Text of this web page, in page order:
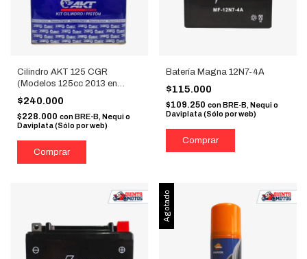
Cilindro AKT 125 CGR
(Modelos 125cc 2013 en
adelante)
$240.000
$228.000 con BRE-B, Nequi o
Daviplata (Sólo por web)
Batería Magna 12N7-4A
$115.000
$109.250 con BRE-B, Nequi o
Daviplata (Sólo por web)
Agotado